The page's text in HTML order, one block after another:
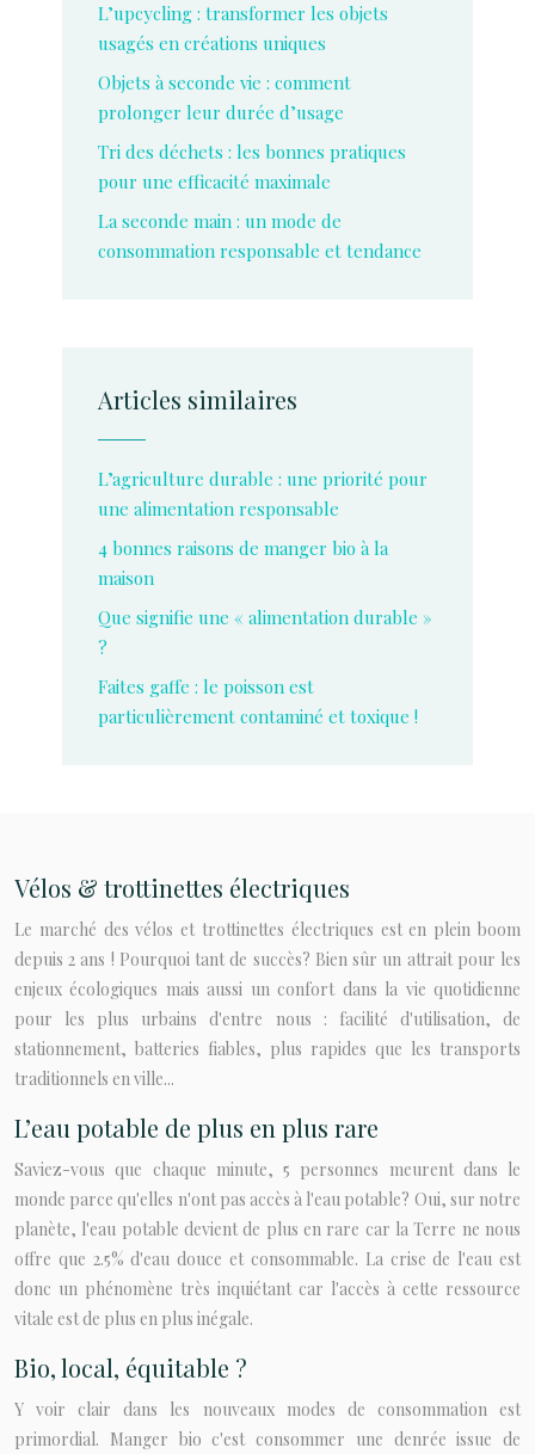
L’upcycling : transformer les objets
usagés en créations uniques
Objets à seconde vie : comment
prolonger leur durée d’usage
Tri des déchets : les bonnes pratiques
pour une efficacité maximale
La seconde main : un mode de
consommation responsable et tendance
Articles similaires
L’agriculture durable : une priorité pour
une alimentation responsable
4 bonnes raisons de manger bio à la
maison
Que signifie une « alimentation durable »
?
Faites gaffe : le poisson est
particulièrement contaminé et toxique !
Vélos & trottinettes électriques
Le marché des vélos et trottinettes électriques est en plein boom
depuis 2 ans ! Pourquoi tant de succès? Bien sûr un attrait pour les
enjeux écologiques mais aussi un confort dans la vie quotidienne
pour les plus urbains d'entre nous : facilité d'utilisation, de
stationnement, batteries fiables, plus rapides que les transports
traditionnels en ville...
L’eau potable de plus en plus rare
Saviez-vous que chaque minute, 5 personnes meurent dans le
monde parce qu'elles n'ont pas accès à l'eau potable? Oui, sur notre
planète, l'eau potable devient de plus en rare car la Terre ne nous
offre que 2.5% d'eau douce et consommable. La crise de l'eau est
donc un phénomène très inquiétant car l'accès à cette ressource
vitale est de plus en plus inégale.
Bio, local, équitable ?
Y voir clair dans les nouveaux modes de consommation est
primordial. Manger bio c'est consommer une denrée issue de